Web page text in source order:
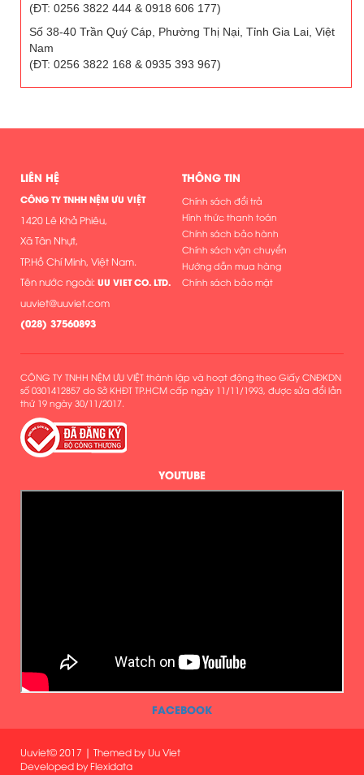
(ĐT: 0256 3822 444 & 0918 606 177)
Số 38-40 Trần Quý Cáp, Phường Thị Nại, Tỉnh Gia Lai, Việt
Nam
(ĐT: 0256 3822 168 & 0935 393 967)
LIÊN HỆ
CÔNG TY TNHH NỆM ƯU VIỆT
1420 Lê Khả Phiêu,
Xã Tân Nhựt,
TP.Hồ Chí Minh, Việt Nam.
Tên nước ngoài: UU VIET CO. LTD.
uuviet@uuviet.com
(028) 37560893
THÔNG TIN
Chính sách đổi trả
Hình thức thanh toán
Chính sách bảo hành
Chính sách vận chuyển
Hướng dẫn mua hàng
Chính sách bảo mật
CÔNG TY TNHH NỆM ƯU VIỆT thành lập và hoạt động theo Giấy CNĐKDN
số 0301412857 do Sở KHĐT TP.HCM cấp ngày 11/11/1993, được sửa đổi lần
thứ 19 ngày 30/11/2017.
YOUTUBE
FACEBOOK
Uuviet© 2017 | Themed by Uu Viet
Developed byFlexidata